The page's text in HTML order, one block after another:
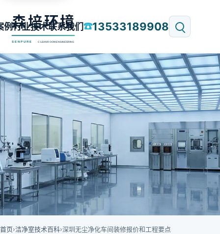
例行业技术联系我们☎13533189908
首页›洁净室技术百科›深圳无尘净化车间装修报价和工程要点